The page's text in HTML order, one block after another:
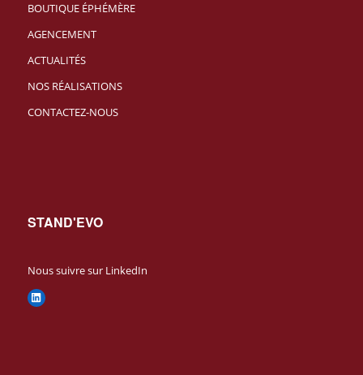
BOUTIQUE ÉPHÉMÈRE
AGENCEMENT
ACTUALITÉS
NOS RÉALISATIONS
CONTACTEZ-NOUS
STAND'EVO
Nous suivre sur LinkedIn
LinkedIn